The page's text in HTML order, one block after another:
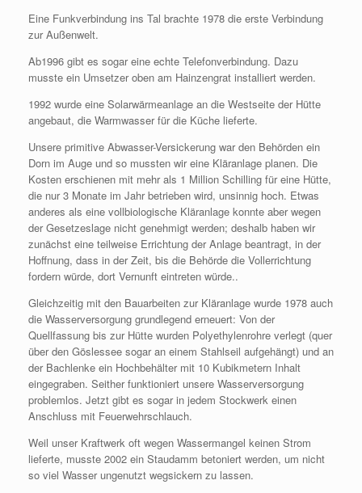
Eine Funkverbindung ins Tal brachte 1978 die erste Verbindung
zur Außenwelt.
Ab1996 gibt es sogar eine echte Telefonverbindung. Dazu
musste ein Umsetzer oben am Hainzengrat installiert werden.
1992 wurde eine Solarwärmeanlage an die Westseite der Hütte
angebaut, die Warmwasser für die Küche lieferte.
Unsere primitive Abwasser-Versickerung war den Behörden ein
Dorn im Auge und so mussten wir eine Kläranlage planen. Die
Kosten erschienen mit mehr als 1 Million Schilling für eine Hütte,
die nur 3 Monate im Jahr betrieben wird, unsinnig hoch. Etwas
anderes als eine vollbiologische Kläranlage konnte aber wegen
der Gesetzeslage nicht genehmigt werden; deshalb haben wir
zunächst eine teilweise Errichtung der Anlage beantragt, in der
Hoffnung, dass in der Zeit, bis die Behörde die Vollerrichtung
fordern würde, dort Vernunft eintreten würde..
Gleichzeitig mit den Bauarbeiten zur Kläranlage wurde 1978 auch
die Wasserversorgung grundlegend erneuert: Von der
Quellfassung bis zur Hütte wurden Polyethylenrohre verlegt (quer
über den Göslessee sogar an einem Stahlseil aufgehängt) und an
der Bachlenke ein Hochbehälter mit 10 Kubikmetern Inhalt
eingegraben. Seither funktioniert unsere Wasserversorgung
problemlos. Jetzt gibt es sogar in jedem Stockwerk einen
Anschluss mit Feuerwehrschlauch.
Weil unser Kraftwerk oft wegen Wassermangel keinen Strom
lieferte, musste 2002 ein Staudamm betoniert werden, um nicht
so viel Wasser ungenutzt wegsickern zu lassen.